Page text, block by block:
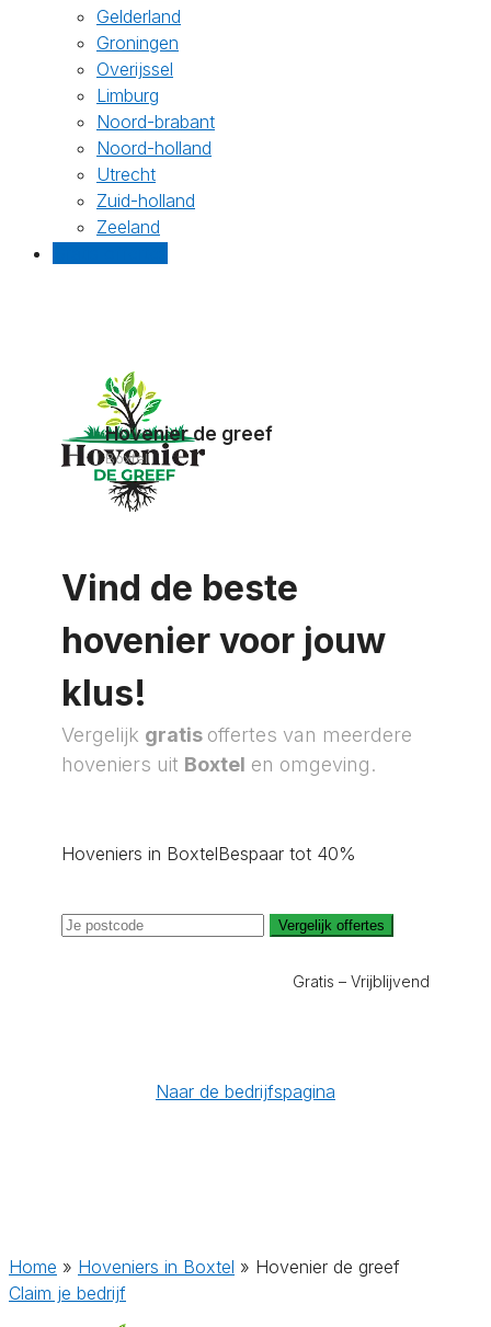
Gelderland
Groningen
Overijssel
Limburg
Noord-brabant
Noord-holland
Utrecht
Zuid-holland
Zeeland
Hovenier de greef
Boxtel
Vind de beste
hovenier voor jouw
klus!
Vergelijk gratis offertes van meerdere
hoveniers uit Boxtel en omgeving.
Hoveniers in BoxtelBespaar tot 40%
Vergelijk offertes
Gratis – Vrijblijvend
Naar de bedrijfspagina
Home » Hoveniers in Boxtel » Hovenier de greef
Claim je bedrijf